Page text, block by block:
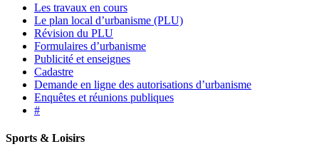
Les travaux en cours
Le plan local d’urbanisme (PLU)
Révision du PLU
Formulaires d’urbanisme
Publicité et enseignes
Cadastre
Demande en ligne des autorisations d’urbanisme
Enquêtes et réunions publiques
#
Sports & Loisirs